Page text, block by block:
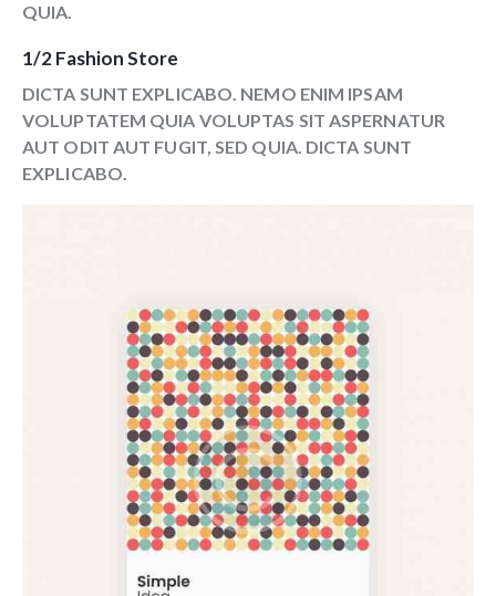
QUIA.
1/2 Fashion Store
DICTA SUNT EXPLICABO. NEMO ENIM IPSAM
VOLUPTATEM QUIA VOLUPTAS SIT ASPERNATUR
AUT ODIT AUT FUGIT, SED QUIA. DICTA SUNT
EXPLICABO.